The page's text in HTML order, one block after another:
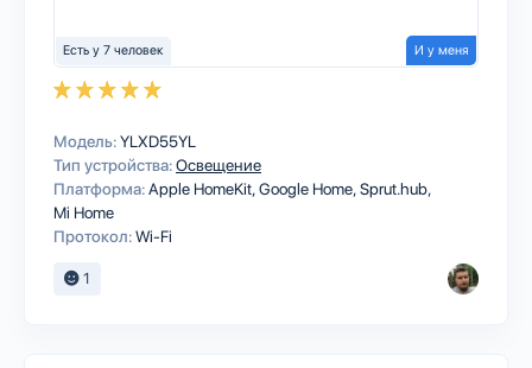
Есть у 7 человек И у меня
Модель:YLXD55YL
Тип устройства:Освещение
Платформа:Apple HomeKitGoogle HomeSprut.hub
Mi Home
Протокол:Wi-Fi
1